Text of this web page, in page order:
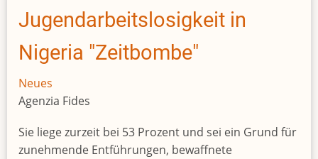
Jugendarbeitslosigkeit in
Nigeria "Zeitbombe"
Neues
Agenzia Fides
Sie liege zurzeit bei 53 Prozent und sei ein Grund für
zunehmende Entführungen, bewaffnete